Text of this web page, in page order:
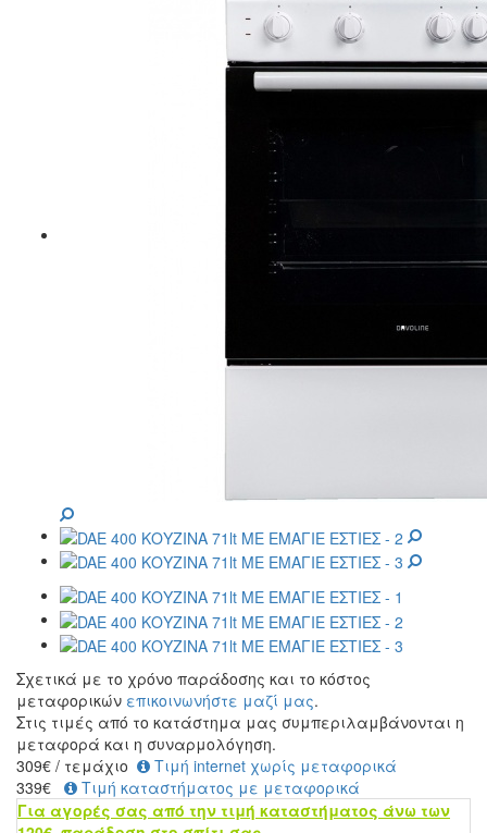
Σχετικά με το χρόνο παράδοσης και το κόστος
μεταφορικών επικοινωνήστε μαζί μας.
Στις τιμές από το κατάστημα μας συμπεριλαμβάνονται η
μεταφορά και η συναρμολόγηση.
309€ / τεμάχιο
Τιμή internet χωρίς μεταφορικά
339€
Τιμή καταστήματος με μεταφορικά
Για αγορές σας από την τιμή καταστήματος άνω των